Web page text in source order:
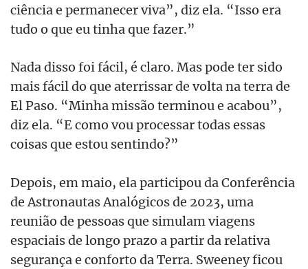
ciência e permanecer viva”, diz ela. “Isso era
tudo o que eu tinha que fazer.”
Nada disso foi fácil, é claro. Mas pode ter sido
mais fácil do que aterrissar de volta na terra de
El Paso. “Minha missão terminou e acabou”,
diz ela. “E como vou processar todas essas
coisas que estou sentindo?”
Depois, em maio, ela participou da Conferência
de Astronautas Analógicos de 2023, uma
reunião de pessoas que simulam viagens
espaciais de longo prazo a partir da relativa
segurança e conforto da Terra. Sweeney ficou